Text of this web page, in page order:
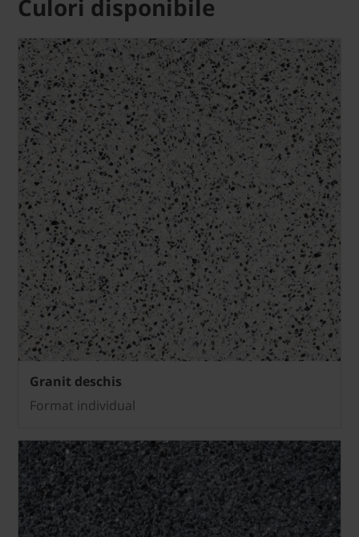
Culori disponibile
Granit deschis
Format individual